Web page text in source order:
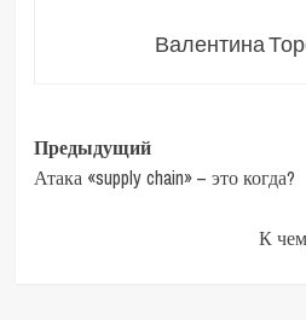
Валентина
Навигация
записи
Предыдущий
Атака «supply chain» – это когда?
К